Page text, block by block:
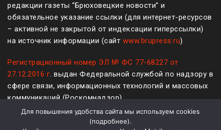
редакции газеты “Брюховецкие новости” и
обязательное указание ссылки (для интернет-ресурсов
– активной не закрытой от индексации гиперссылки)
на источник информации (сайт www.brupress.ru)
Регистрационный номер ЭЛ № ФС 77-68227 от
27.12.2016 г. выдан Федеральной службой по надзору в
сфере связи, информационных технологий и массовых
коммуникаций (Роскомнадзор)
Для повышения удобства сайта мы используем cookies
(подробнее).